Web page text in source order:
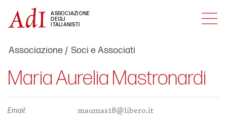
ASSOCIAZIONE
DEGLI
ITALIANISTI
MENU
Associazione Soci e Associati
Maria Aurelia Mastronardi
Email: maumas18@libero.it